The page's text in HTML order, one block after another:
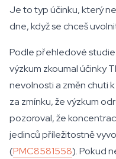
Je to typ účinku, který
dne, když se chceš
Podle přehledové
výzkum zkoumal účinky
nevolnosti a změn chuti
za zmínku, že výzkum
pozoroval, že
jedinců příležitostně
(PMC8581558). Pokud